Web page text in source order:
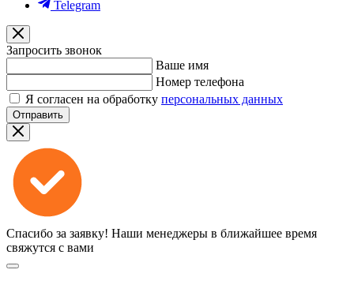
Telegram
Запросить звонок
Ваше имя
Номер телефона
Я согласен на обработку персональных данных
Отправить
Спасибо за заявку! Наши менеджеры в ближайшее время
свяжутся с вами